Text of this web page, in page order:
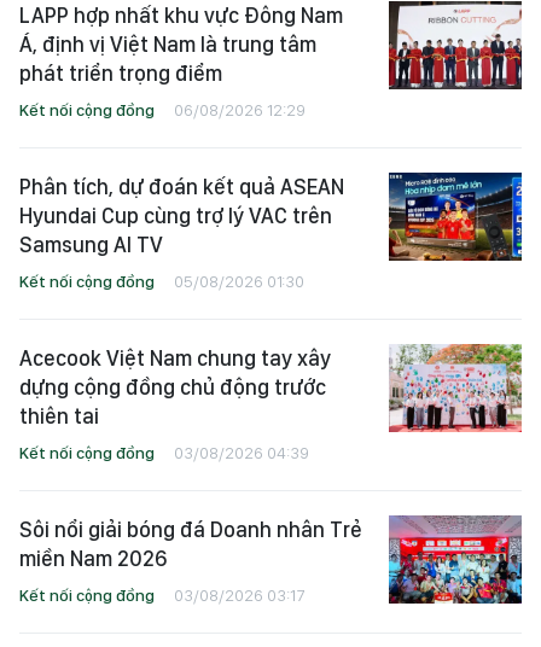
LAPP hợp nhất khu vực Đông Nam
Á, định vị Việt Nam là trung tâm
phát triển trọng điểm
Kết nối cộng đồng 06/08/2026 12:29
Phân tích, dự đoán kết quả ASEAN
Hyundai Cup cùng trợ lý VAC trên
Samsung AI TV
Kết nối cộng đồng 05/08/2026 01:30
Acecook Việt Nam chung tay xây
dựng cộng đồng chủ động trước
thiên tai
Kết nối cộng đồng 03/08/2026 04:39
Sôi nổi giải bóng đá Doanh nhân Trẻ
miền Nam 2026
Kết nối cộng đồng 03/08/2026 03:17